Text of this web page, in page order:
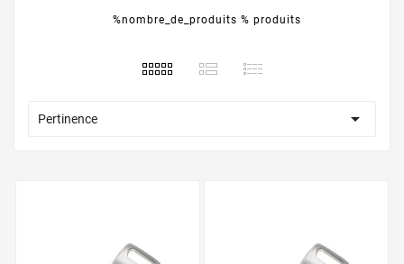
%nombre_de_produits % produits
Pertinence 